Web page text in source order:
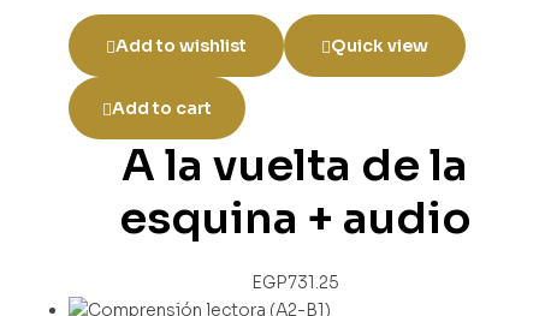
Add to wishlist Quick view
Add to cart
A la vuelta de la
esquina + audio
EGP731.25